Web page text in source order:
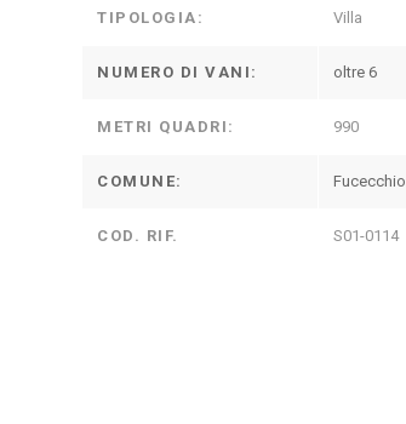
TIPOLOGIA: Villa
NUMERO DI VANI: oltre 6
METRI QUADRI: 990
COMUNE: Fucecchio
COD. RIF. S01-0114